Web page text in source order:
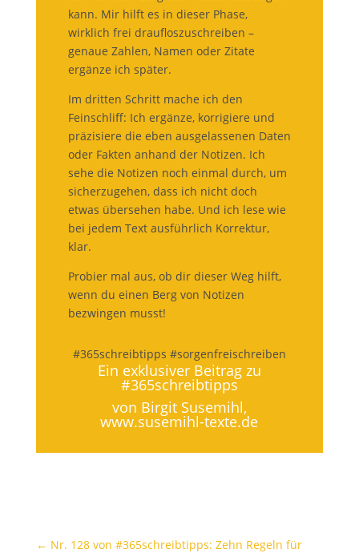
kann. Mir hilft es in dieser Phase,
wirklich frei draufloszuschreiben –
genaue Zahlen, Namen oder Zitate
ergänze ich später.
Im dritten Schritt mache ich den
Feinschliff: Ich ergänze, korrigiere und
präzisiere die eben ausgelassenen Daten
oder Fakten anhand der Notizen. Ich
sehe die Notizen noch einmal durch, um
sicherzugehen, dass ich nicht doch
etwas übersehen habe. Und ich lese wie
bei jedem Text ausführlich Korrektur,
klar.
Probier mal aus, ob dir dieser Weg hilft,
wenn du einen Berg von Notizen
bezwingen musst!
#365schreibtipps #sorgenfreischreiben
Ein exklusiver Beitrag zu
#365schreibtipps
von Birgit Susemihl,
www.susemihl-texte.de
← Nr. 128 von #365schreibtipps: Zehn Regeln für